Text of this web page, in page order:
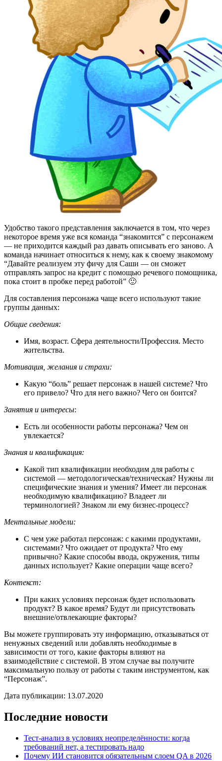
Удобство такого представления заключается в том, что через
некоторое время уже вся команда “знакомится” с персонажем
— не приходится каждый раз давать описывать его заново. А
команда начинает относиться к нему, как к своему знакомому
“Давайте реализуем эту фичу для Саши — он сможет
отправлять запрос на кредит с помощью речевого помощника,
пока стоит в пробке перед работой” 🙂
Для составления персонажа чаще всего используют такие
группы данных:
Общие сведения:
Имя, возраст. Сфера деятельности/Профессия. Место
жительства.
Мотивация, желания и страхи:
Какую “боль” решает персонаж в нашей системе? Что
его привело? Что для него важно? Чего он боится?
Занятия и интересы:
Есть ли особенности работы персонажа? Чем он
увлекается?
Знания и квалификация:
Какой тип квалификации необходим для работы с
системой — методологическая/техническая? Нужны ли
специфические знания и умения? Имеет ли персонаж
необходимую квалификацию? Владеет ли
терминологией? Знаком ли ему бизнес-процесс?
Ментальные модели:
С чем уже работал персонаж: с какими продуктами,
системами? Что ожидает от продукта? Что ему
привычно? Какие способы ввода, окружения, типы
данных использует? Какие операции чаще всего?
Контекст:
При каких условиях персонаж будет использовать
продукт? В какое время? Будут ли присутствовать
внешние/отвлекающие факторы?
Вы можете группировать эту информацию, отказываться от
ненужных сведений или добавлять необходимые в
зависимости от того, какие факторы влияют на
взаимодействие с системой. В этом случае вы получите
максимальную пользу от работы с таким инструментом, как
“Персонаж”.
Дата публикации: 13.07.2020
Последние новости
Тест-анализ в условиях неопределённости: когда
требований нет, а тестировать надо
Почему ИИ становится обязательным слоем QA в 2026